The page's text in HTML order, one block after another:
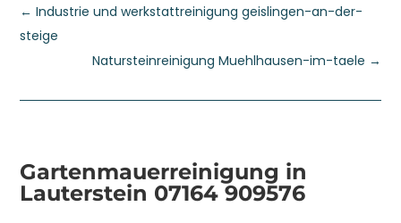
←Industrie und werkstattreinigung geislingen-an-der-
steige
Natursteinreinigung Muehlhausen-im-taele →
Gartenmauerreinigung in
Lauterstein 07164 909576